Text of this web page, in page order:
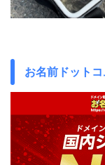
お名前ドット